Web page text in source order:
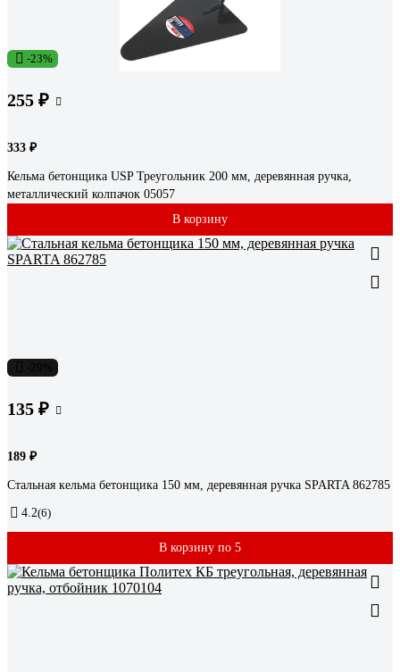
-23%
255 ₽
333 ₽
Кельма бетонщика USP Треугольник 200 мм, деревянная ручка,
металлический колпачок 05057
В корзину
135 ₽
189 ₽
Стальная кельма бетонщика 150 мм, деревянная ручка SPARTA 862785
4.2(6)
В корзину по 5